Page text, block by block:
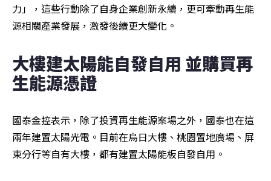
力」，這些行動除了自身企業創新永續，更可牽動再生能
源相關產業發展，激發後續更大變化。
大樓建太陽能自發自用 並購買再
生能源憑證
國泰金控表示，除了投資再生能源案場之外，國泰也在這
兩年建置太陽光電。目前在烏日大樓、桃園置地廣場、屏
東分行等自有大樓，都有建置太陽能板自發自用。